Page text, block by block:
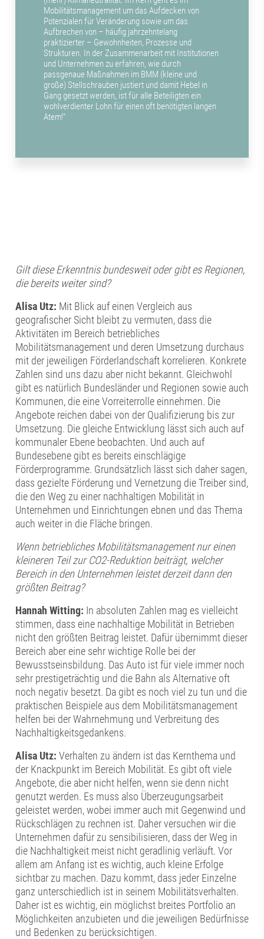
Mobilitätsmanagement um das Aufdecken von
Potenzialen für Veränderung sowie um das
Aufbrechen von – häufig jahrzehntelang
praktizierter – Gewohnheiten, Prozesse und
Strukturen. In der Zusammenarbeit mit Institutionen
und Unternehmen zu erfahren, wie durch
passgenaue Maßnahmen im BMM (kleine und
große) Stellschrauben justiert und damit Hebel in
Gang gesetzt werden, ist für alle Beteiligten ein
wohlverdienter Lohn für einen oft benötigten langen
Atem!“
Gilt diese Erkenntnis bundesweit oder gibt es Regionen,
die bereits weiter sind?
Alisa Utz: Mit Blick auf einen Vergleich aus
geografischer Sicht bleibt zu vermuten, dass die
Aktivitäten im Bereich betriebliches
Mobilitätsmanagement und deren Umsetzung durchaus
mit der jeweiligen Förderlandschaft korrelieren. Konkrete
Zahlen sind uns dazu aber nicht bekannt. Gleichwohl
gibt es natürlich Bundesländer und Regionen sowie auch
Kommunen, die eine Vorreiterrolle einnehmen. Die
Angebote reichen dabei von der Qualifizierung bis zur
Umsetzung. Die gleiche Entwicklung lässt sich auch auf
kommunaler Ebene beobachten. Und auch auf
Bundesebene gibt es bereits einschlägige
Förderprogramme. Grundsätzlich lässt sich daher sagen,
dass gezielte Förderung und Vernetzung die Treiber sind,
die den Weg zu einer nachhaltigen Mobilität in
Unternehmen und Einrichtungen ebnen und das Thema
auch weiter in die Fläche bringen.
Wenn betriebliches Mobilitätsmanagement nur einen
kleineren Teil zur CO2-Reduktion beiträgt, welcher
Bereich in den Unternehmen leistet derzeit dann den
größten Beitrag?
Hannah Witting: In absoluten Zahlen mag es vielleicht
stimmen, dass eine nachhaltige Mobilität in Betrieben
nicht den größten Beitrag leistet. Dafür übernimmt dieser
Bereich aber eine sehr wichtige Rolle bei der
Bewusstseinsbildung. Das Auto ist für viele immer noch
sehr prestigeträchtig und die Bahn als Alternative oft
noch negativ besetzt. Da gibt es noch viel zu tun und die
praktischen Beispiele aus dem Mobilitätsmanagement
helfen bei der Wahrnehmung und Verbreitung des
Nachhaltigkeitsgedankens.
Alisa Utz: Verhalten zu ändern ist das Kernthema und
der Knackpunkt im Bereich Mobilität. Es gibt oft viele
Angebote, die aber nicht helfen, wenn sie denn nicht
genutzt werden. Es muss also Überzeugungsarbeit
geleistet werden, wobei immer auch mit Gegenwind und
Rückschlägen zu rechnen ist. Daher versuchen wir die
Unternehmen dafür zu sensibilisieren, dass der Weg in
die Nachhaltigkeit meist nicht geradlinig verläuft. Vor
allem am Anfang ist es wichtig, auch kleine Erfolge
sichtbar zu machen. Dazu kommt, dass jeder Einzelne
ganz unterschiedlich ist in seinem Mobilitätsverhalten.
Daher ist es wichtig, ein möglichst breites Portfolio an
Möglichkeiten anzubieten und die jeweiligen Bedürfnisse
und Bedenken zu berücksichtigen.